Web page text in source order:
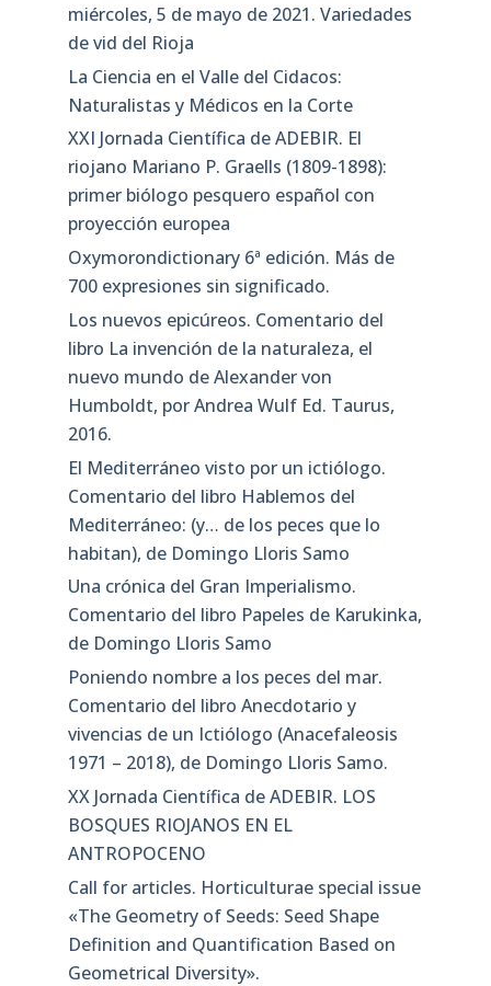
miércoles, 5 de mayo de 2021. Variedades
de vid del Rioja
La Ciencia en el Valle del Cidacos:
Naturalistas y Médicos en la Corte
XXI Jornada Científica de ADEBIR. El
riojano Mariano P. Graells (1809-1898):
primer biólogo pesquero español con
proyección europea
Oxymorondictionary 6ª edición. Más de
700 expresiones sin significado.
Los nuevos epicúreos. Comentario del
libro La invención de la naturaleza, el
nuevo mundo de Alexander von
Humboldt, por Andrea Wulf Ed. Taurus,
2016.
El Mediterráneo visto por un ictiólogo.
Comentario del libro Hablemos del
Mediterráneo: (y… de los peces que lo
habitan), de Domingo Lloris Samo
Una crónica del Gran Imperialismo.
Comentario del libro Papeles de Karukinka,
de Domingo Lloris Samo
Poniendo nombre a los peces del mar.
Comentario del libro Anecdotario y
vivencias de un Ictiólogo (Anacefaleosis
1971 – 2018), de Domingo Lloris Samo.
XX Jornada Científica de ADEBIR. LOS
BOSQUES RIOJANOS EN EL
ANTROPOCENO
Call for articles. Horticulturae special issue
«The Geometry of Seeds: Seed Shape
Definition and Quantification Based on
Geometrical Diversity»​.